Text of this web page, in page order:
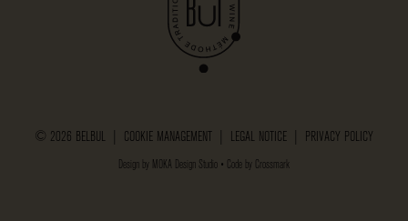
© 2026 BELBUL | COOKIE MANAGEMENT LEGAL NOTICE PRIVACY POLICY
Design by MOKA Design Studio • Code by Crossmark